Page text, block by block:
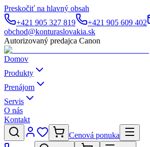
Preskočiť na hlavný obsah
+421 905 327 819
+421 905 609 402
obchod@konturaslovakia.sk
Autorizovaný predajca Canon
Domov
Produkty
Prenájom
Servis
O nás
Kontakt
Cenová ponuka